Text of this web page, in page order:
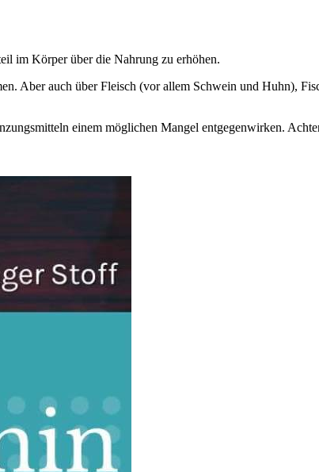
im Körper über die Nahrung zu erhöhen.
Aber auch über Fleisch (vor allem Schwein und Huhn),
einem möglichen Mangel entgegenwirken.